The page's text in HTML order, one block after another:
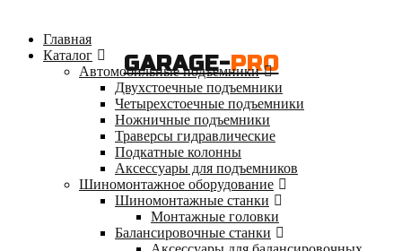
GARAGE-PRO
Главная
Каталог
Автомобильные подъемники
Двухстоечные подъемники
Четырехстоечные подъемники
Ножничные подъемники
Траверсы гидравлические
Подкатные колонны
Аксессуары для подъемников
Шиномонтажное оборудование
Шиномонтажные станки
Монтажные головки
Балансировочные станки